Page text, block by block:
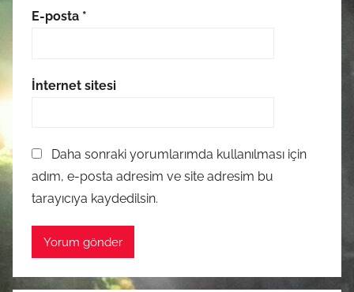
E-posta *
İnternet sitesi
Daha sonraki yorumlarımda kullanılması için
adım, e-posta adresim ve site adresim bu
tarayıcıya kaydedilsin.